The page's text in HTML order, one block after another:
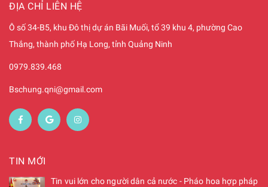
ĐỊA CHỈ LIÊN HỆ
Ô số 34-B5, khu Đô thị dự án Bãi Muối, tổ 39 khu 4, phường Cao
Thắng, thành phố Hạ Long, tỉnh Quảng Ninh
0979.839.468
Bschung.qni@gmail.com
TIN MỚI
Tin vui lớn cho người dân cả nước - Pháo hoa hợp pháp